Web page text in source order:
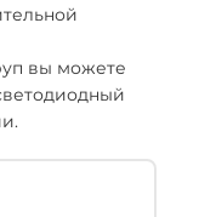
вы можете